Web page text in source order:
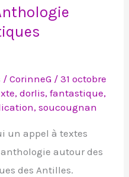
/ CorinneG / 31 octobre
, dorlis, fantastique,
, soucougnan
un appel à textes
autour des
des Antilles.